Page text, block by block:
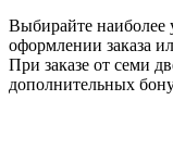
Выбирайте наиболее
оформлении заказа
При заказе от семи
дополнительных